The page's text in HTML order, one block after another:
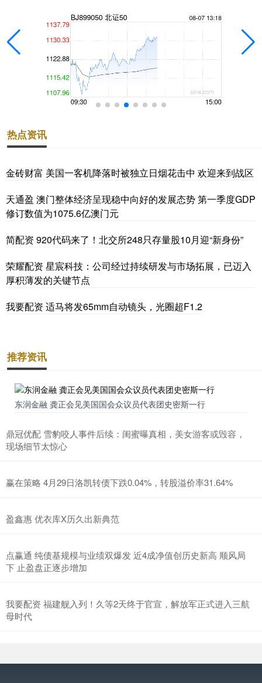
热点资讯
金砖财富 美国一客机降落时被独立日烟花击中 欢迎来到战区
天通盈 澳门整体经济呈现稳中向好的发展态势 第一季度GDP
修订数值为1075.6亿澳门元
简配资 920代码来了！北交所248只存量股10月迎“新身份”
荣耀配资 星宸科技：公司经过持续研发与市场拓展，已迈入
厚积薄发的关键节点
我要配资 适马将发65mm自动镜头，光圈超F1.2
推荐资讯
东润金融 龚正会见美国国会众议员代表团史密斯一行
鼎冠优配 雪豹咬人事件后续：闺蜜曝真相，美女游客或毁容，
现场细节太惊心
赢在策略 4月29日洛凯转债下跌0.04%，转股溢价率31.64%
盈鑫惠 优衣库X历久出新典范
点赢通 纯债基规模与业绩双爆发 近4成净值创历史新高 顺风局
下 止盈盘正逐步增加
我要配资 福建舰入列！久等2天终于官宣，解放军正式进入三航
母时代